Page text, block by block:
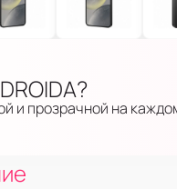
и прозрачной на